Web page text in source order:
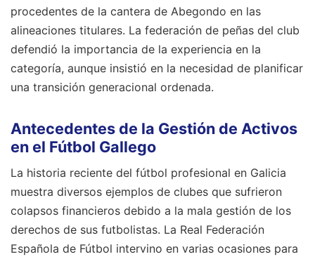
procedentes de la cantera de Abegondo en las
alineaciones titulares. La federación de peñas del club
defendió la importancia de la experiencia en la
categoría, aunque insistió en la necesidad de planificar
una transición generacional ordenada.
Antecedentes de la Gestión de Activos
en el Fútbol Gallego
La historia reciente del fútbol profesional en Galicia
muestra diversos ejemplos de clubes que sufrieron
colapsos financieros debido a la mala gestión de los
derechos de sus futbolistas. La Real Federación
Española de Fútbol intervino en varias ocasiones para